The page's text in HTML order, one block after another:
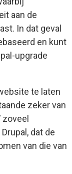
aan de
In dat geval
en kunt
upgrade
te laten
zeker van
dat de
van die van